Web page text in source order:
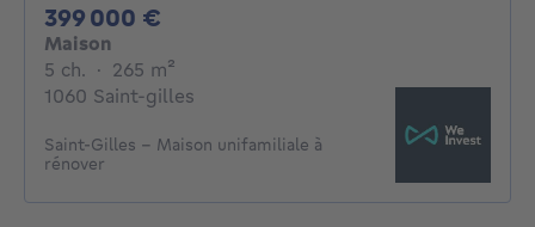
399 000 €
Maison
5 ch. 5 chambres
· 265 m²
1060 Saint-gilles
Saint-Gilles - Maison unifamiliale à
rénover